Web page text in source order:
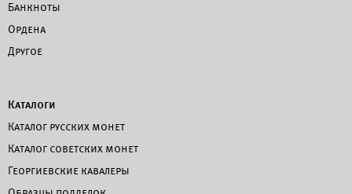
Банкноты
Ордена
Другое
Каталоги
Каталог русских монет
Каталог советских монет
Георгиевские кавалеры